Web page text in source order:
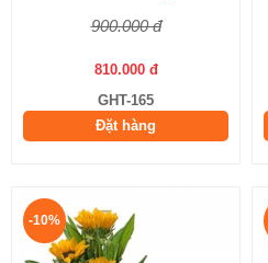
900.000 đ
810.000 đ
GHT-165
Đặt hàng
-10%